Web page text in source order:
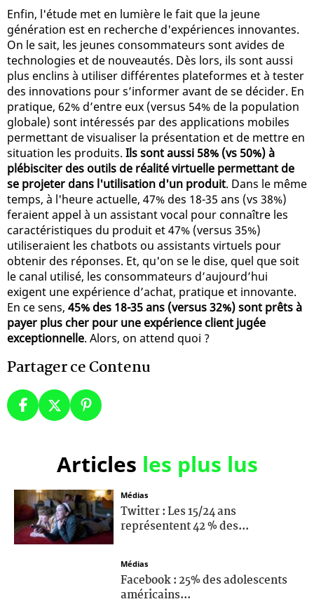
Enfin, l'étude met en lumière le fait que la jeune
génération est en recherche d'expériences innovantes.
On le sait, les jeunes consommateurs sont avides de
technologies et de nouveautés. Dès lors, ils sont aussi
plus enclins à utiliser différentes plateformes et à tester
des innovations pour s’informer avant de se décider. En
pratique, 62% d’entre eux (versus 54% de la population
globale) sont intéressés par des applications mobiles
permettant de visualiser la présentation et de mettre en
situation les produits. Ils sont aussi 58% (vs 50%) à
plébisciter des outils de réalité virtuelle permettant de
se projeter dans l'utilisation d'un produit. Dans le même
temps, à l'heure actuelle, 47% des 18-35 ans (vs 38%)
feraient appel à un assistant vocal pour connaître les
caractéristiques du produit et 47% (versus 35%)
utiliseraient les chatbots ou assistants virtuels pour
obtenir des réponses. Et, qu'on se le dise, quel que soit
le canal utilisé, les consommateurs d’aujourd’hui
exigent une expérience d’achat, pratique et innovante.
En ce sens, 45% des 18-35 ans (versus 32%) sont prêts à
payer plus cher pour une expérience client jugée
exceptionnelle. Alors, on attend quoi ?
Partager ce Contenu
Articles les plus lus
Médias
Twitter : Les 15/24 ans
représentent 42 % des...
Médias
Facebook : 25% des adolescents
américains...